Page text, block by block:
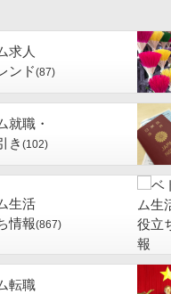
求人
ンド(87)
就職・
き (102)
生活
情報(867)
転職